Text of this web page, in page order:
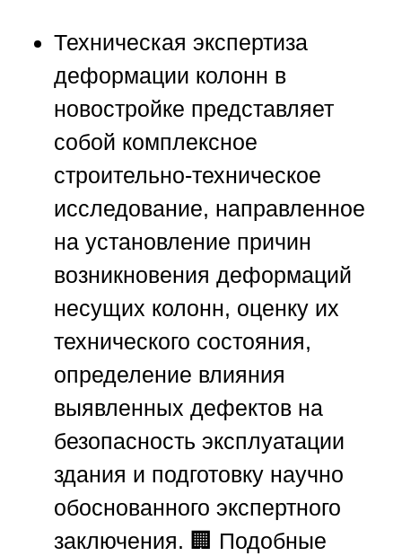
Техническая экспертиза
деформации колонн в
новостройке представляет
собой комплексное
строительно-техническое
исследование, направленное
на установление причин
возникновения деформаций
несущих колонн, оценку их
технического состояния,
определение влияния
выявленных дефектов на
безопасность эксплуатации
здания и подготовку научно
обоснованного экспертного
заключения. 🏢 Подобные